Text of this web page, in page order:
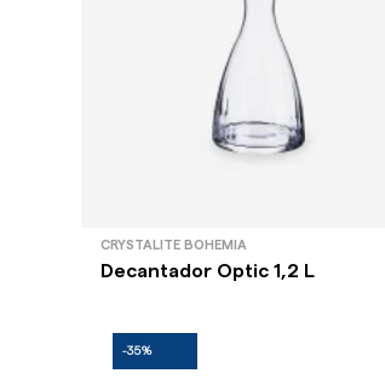
CRYSTALITE BOHEMIA
Decantador Optic 1,2 L
-35%